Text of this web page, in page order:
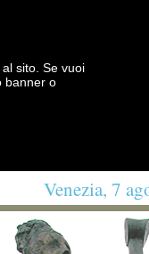
sito. Se vuoi
banner o
Venezia, 7